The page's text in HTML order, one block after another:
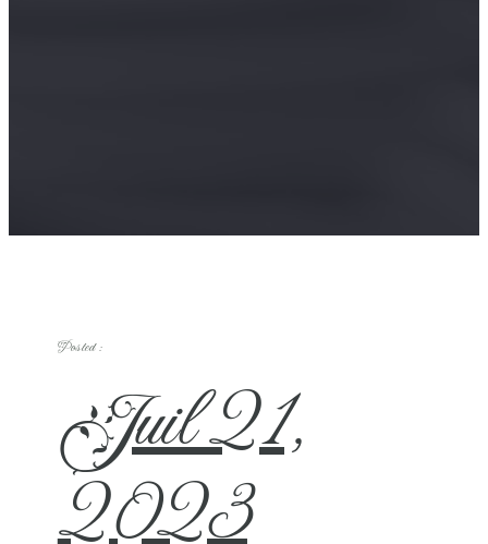
Posted :
Juil 21,
2023